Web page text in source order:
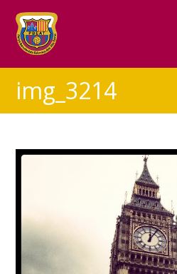
img_3214